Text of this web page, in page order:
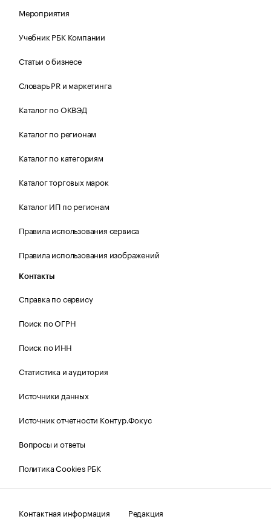
Мероприятия
Учебник РБК Компании
Статьи о бизнесе
Словарь PR и маркетинга
Каталог по ОКВЭД
Каталог по регионам
Каталог по категориям
Каталог торговых марок
Каталог ИП по регионам
Правила использования сервиса
Правила использования изображений
Контакты
Справка по сервису
Поиск по ОГРН
Поиск по ИНН
Статистика и аудитория
Источники данных
Источник отчетности Контур.Фокус
Вопросы и ответы
Политика Cookies РБК
Контактная информация Редакция